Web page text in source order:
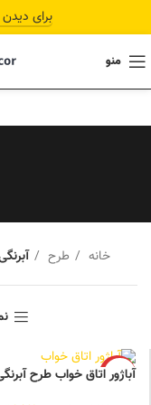
برای
منو
خانه طرح
-12%
آباژور اتاق خواب طرح